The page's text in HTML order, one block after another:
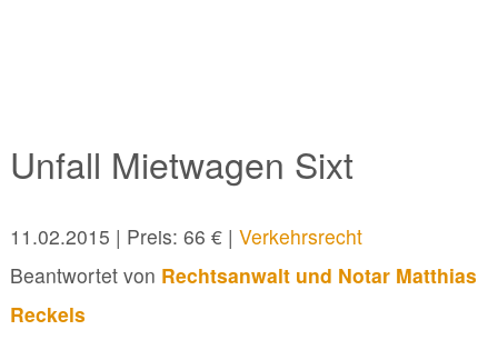
Unfall Mietwagen Sixt
11.02.2015 | Preis: 66 € | Verkehrsrecht
Beantwortet von Rechtsanwalt und Notar Matthias
Reckels